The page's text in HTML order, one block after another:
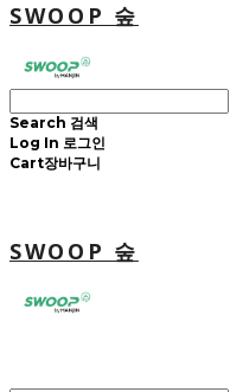
SWOOP 숲
Search 검색
Log In 로그인
Cart장바구니
SWOOP 숲